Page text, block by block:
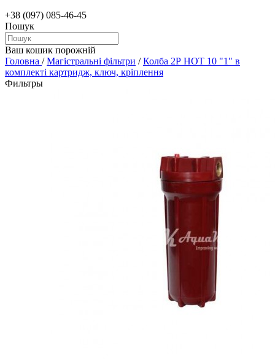
+38 (097) 085-46-45
Пошук
Ваш кошик порожній
Головна /Магістральні фільтри /Колба 2Р HOT 10 "1" в
комплекті картридж, ключ, кріплення
Фильтры